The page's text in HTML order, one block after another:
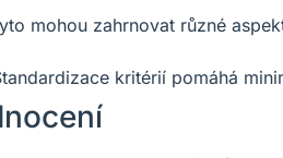
mohou zahrnovat různé
kritérií pomáhá